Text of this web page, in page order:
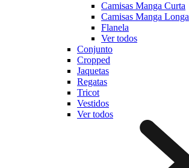
Camisas Manga Curta
Camisas Manga Longa
Flanela
Ver todos
Conjunto
Cropped
Jaquetas
Regatas
Tricot
Vestidos
Ver todos